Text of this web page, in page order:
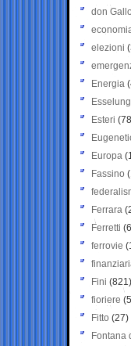
don Gallo
elezioni
Energia
Esteri
Europa
Fassino
Ferrara
Ferretti
ferrovie
Fini (821)
fioriere
Fitto (27)
Fontana